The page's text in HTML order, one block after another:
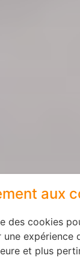
aux
des cookies
expérience
et plus